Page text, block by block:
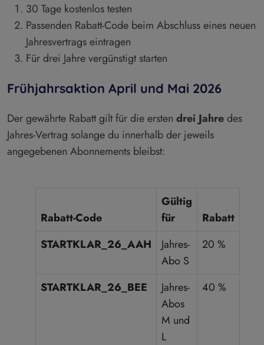
30 Tage kostenlos testen
Passenden Rabatt-Code beim Abschluss eines neuen
Jahresvertrags eintragen
Für drei Jahre vergünstigt starten
Frühjahrsaktion April und Mai 2026
Der gewährte Rabatt gilt für die ersten drei Jahredes
Jahres-Vertrag solange du innerhalb der jeweils
angegebenen Abonnements bleibst:
Rabatt-Code
Gültig
für
Rabatt
STARTKLAR_26_AAH
Jahres-
Abo S
20 %
STARTKLAR_26_BEE
Jahres-
Abos
M und
L
40 %